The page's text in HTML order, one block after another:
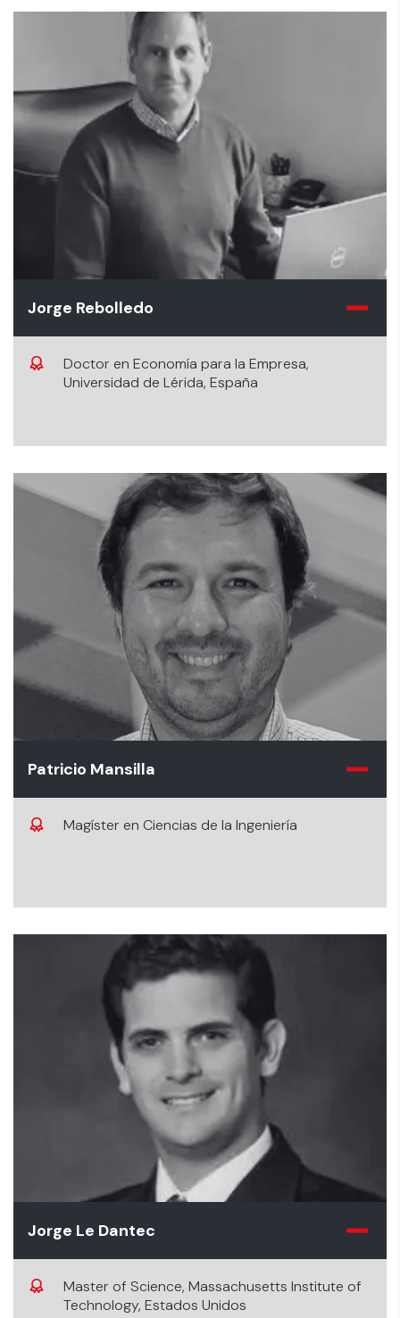
Jorge Rebolledo
Doctor en Economía para la Empresa,
Universidad de Lérida, España
Patricio Mansilla
Magíster en Ciencias de la Ingeniería
Jorge Le Dantec
Master of Science, Massachusetts Institute of
Technology, Estados Unidos